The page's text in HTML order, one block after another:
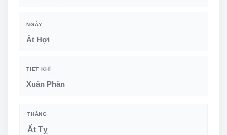
NGÀY
Ất Hợi
TIẾT KHÍ
Xuân Phân
THÁNG
Ất Tỵ